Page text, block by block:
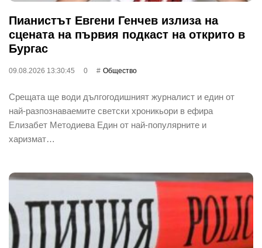
Пианистът Евгени Генчев излиза на
сцената на първия подкаст на открито в
Бургас
09.08.2026 13:30:45 0 Общество
Срещата ще води дългогодишният журналист и един от
най-разпознаваемите светски хроникьори в ефира
Елизабет Методиева Един от най-популярните и
харизмат…